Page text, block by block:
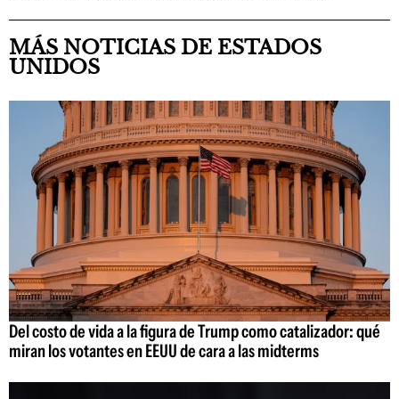
MÁS NOTICIAS DE ESTADOS
UNIDOS
Del costo de vida a la figura de Trump como catalizador: qué
miran los votantes en EEUU de cara a las midterms